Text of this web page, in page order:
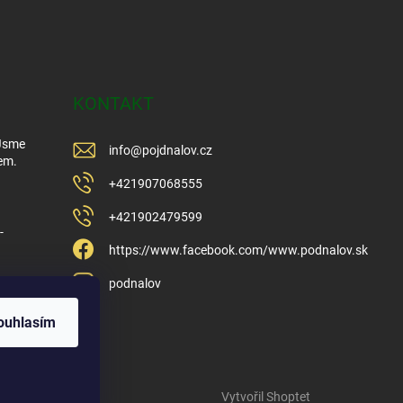
KONTAKT
info@pojdnalov.cz
+421907068555
+421902479599
https://www.facebook.com/www.podnalov.sk
podnalov
Vytvořil Shoptet